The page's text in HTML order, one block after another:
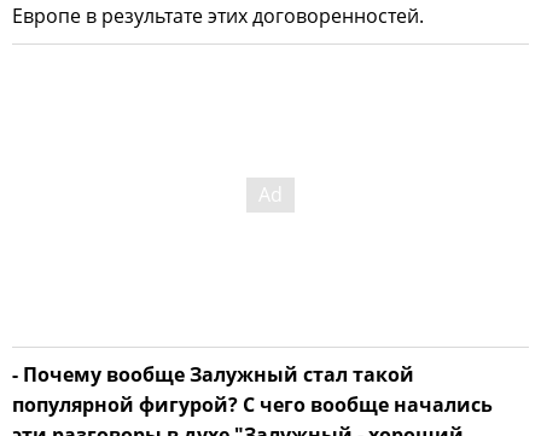
Европе в результате этих договоренностей.
- Почему вообще Залужный стал такой
популярной фигурой? С чего вообще начались